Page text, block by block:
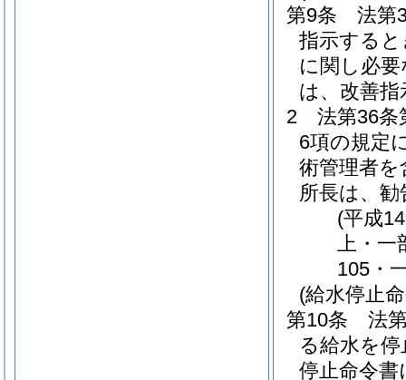
第9条
法第
指示する
に関し必
は、改善
2
法第36条
6項の規定
術管理者を
所長は、
(平成
上・一
105・
(給水停止
第10条
法
る給水を
停止命令